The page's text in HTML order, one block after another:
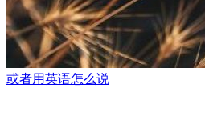
或者用英语怎么说